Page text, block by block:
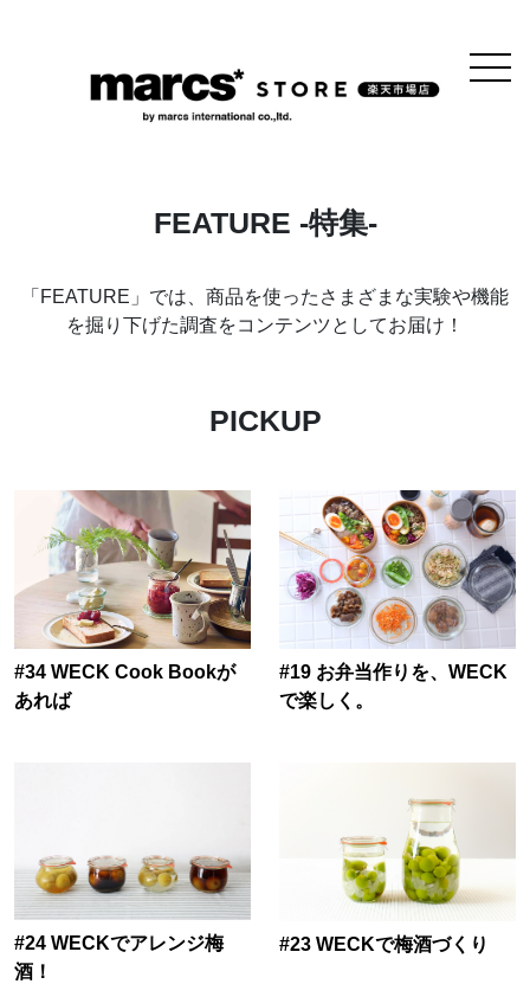
FEATURE -特集-
「FEATURE」では、商品を使ったさまざまな実験や機能
を掘り下げた調査をコンテンツとしてお届け！
PICKUP
#34 WECK Cook Bookが
あれば
#19 お弁当作りを、WECK
で楽しく。
#24 WECKでアレンジ梅
酒！
#23 WECKで梅酒づくり